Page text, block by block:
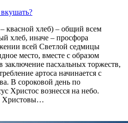
квасной хлеб) – общий всем
хлеб, иначе – просфора
всей Светлой седмицы
место, вместе с образом
заключение пасхальных торжеств,
артоса начинается с
В сороковой день по
Христос вознесся на небо.
Христовы…